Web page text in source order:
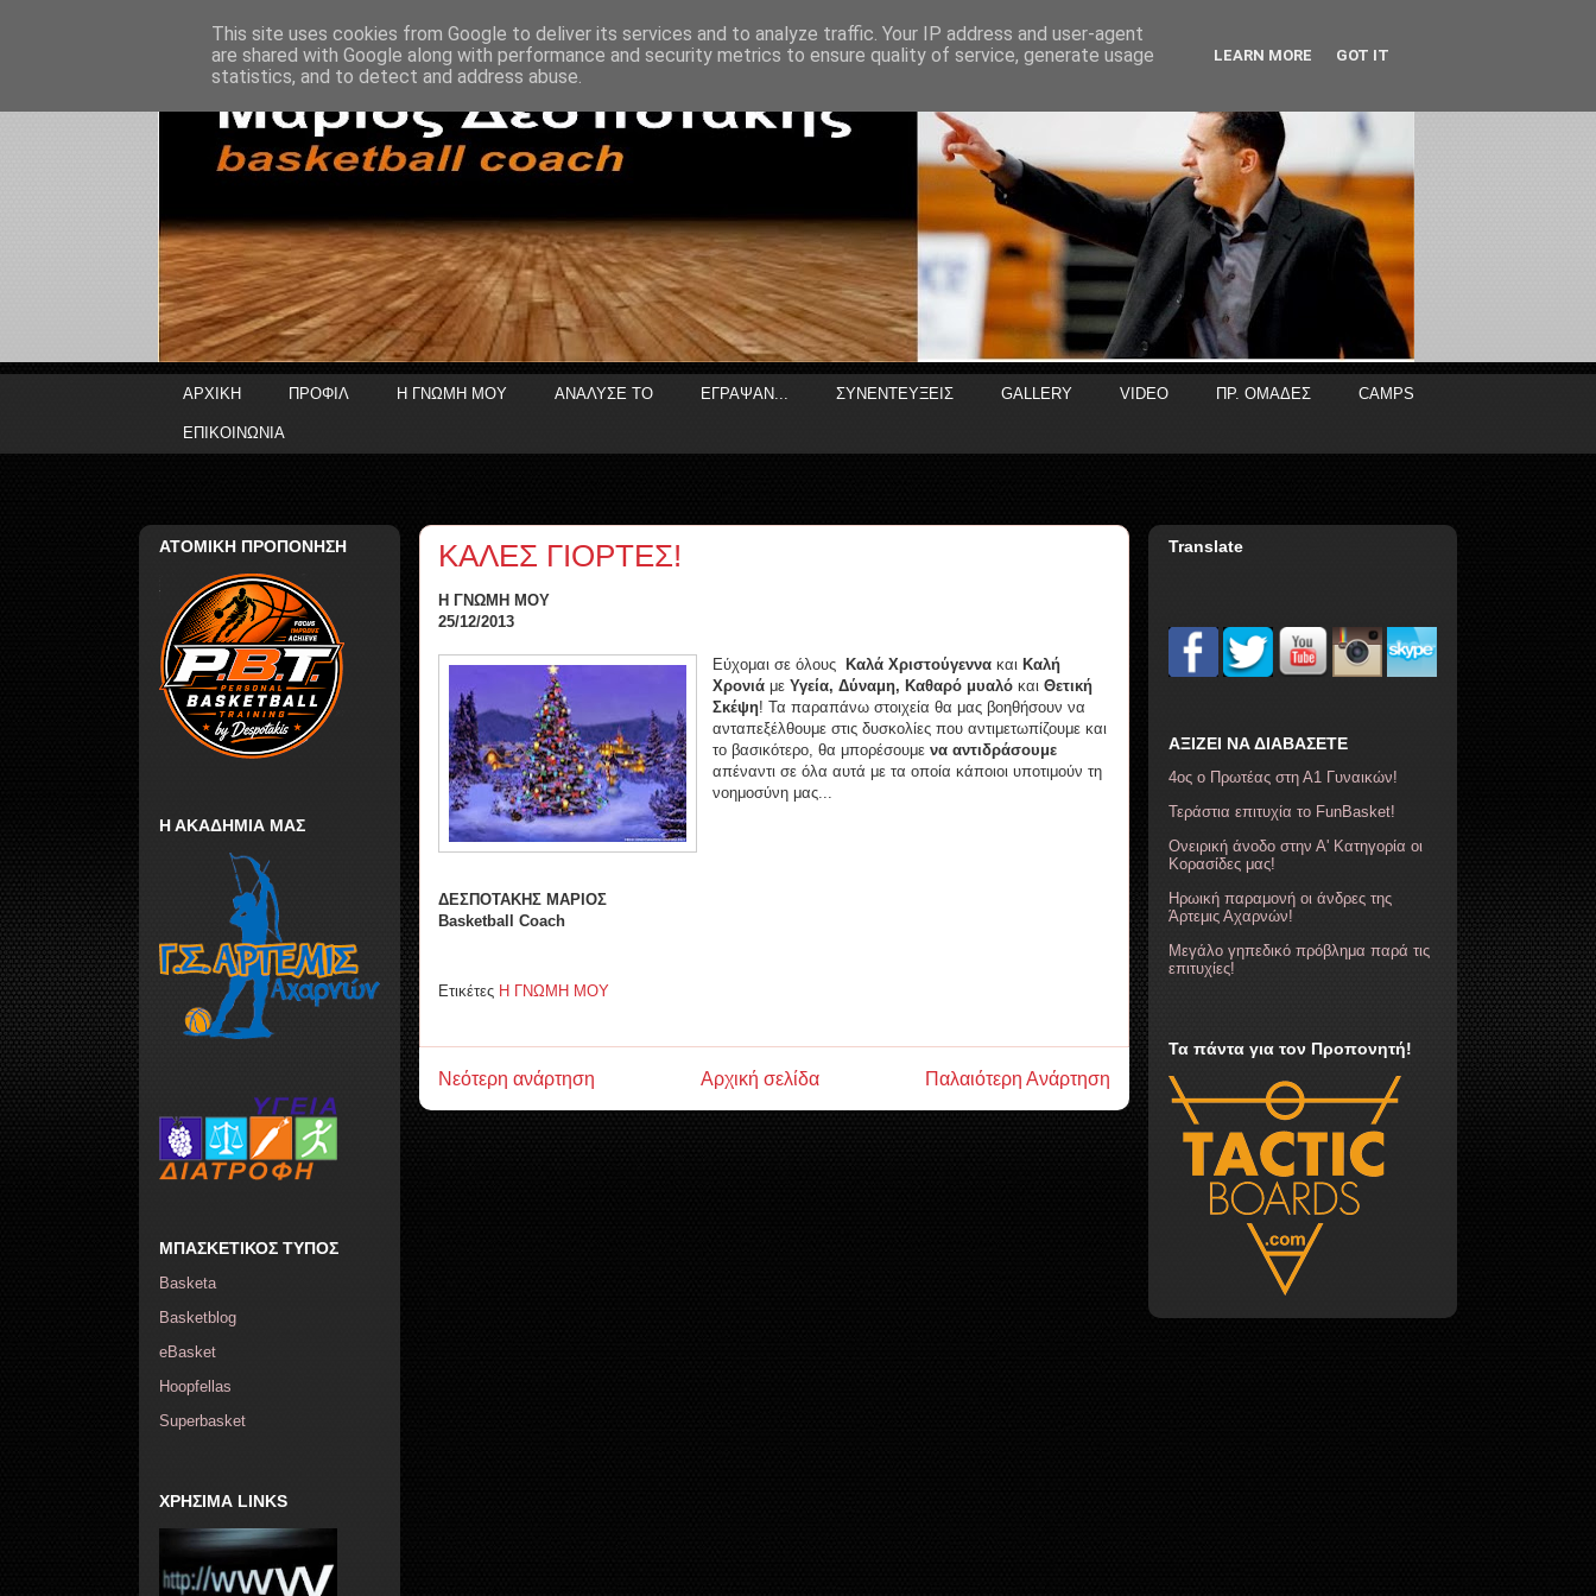
ΑΡΧΙΚΗ ΠΡΟΦΙΛ Η ΓΝΩΜΗ ΜΟΥ ΑΝΑΛΥΣΕ ΤΟ ΕΓΡΑΨΑΝ... ΣΥΝΕΝΤΕΥΞΕΙΣ GALLERY VIDEO ΠΡ. ΟΜΑΔΕΣ CAMPS
ΕΠΙΚΟΙΝΩΝΙΑ
ΚΑΛΕΣ ΓΙΟΡΤΕΣ!
Η ΓΝΩΜΗ ΜΟΥ
25/12/2013
Εύχομαι σε όλους Καλά Χριστούγεννα και Καλή
Χρονιά με Υγεία, Δύναμη, Καθαρό μυαλό και Θετική
Σκέψη! Τα παραπάνω στοιχεία θα μας βοηθήσουν να
ανταπεξέλθουμε στις δυσκολίες που αντιμετωπίζουμε και
το βασικότερο, θα μπορέσουμε να αντιδράσουμε
απέναντι σε όλα αυτά με τα οποία κάποιοι υποτιμούν τη
νοημοσύνη μας...
ΔΕΣΠΟΤΑΚΗΣ ΜΑΡΙΟΣ
Basketball Coach
Ετικέτες Η ΓΝΩΜΗ ΜΟΥ
Νεότερη ανάρτηση Παλαιότερη Ανάρτηση
Αρχική σελίδα
ΑΤΟΜΙΚΗ ΠΡΟΠΟΝΗΣΗ
Η ΑΚΑΔΗΜΙΑ ΜΑΣ
ΜΠΑΣΚΕΤΙΚΟΣ ΤΥΠΟΣ
Basketa
Basketblog
eBasket
Hoopfellas
Superbasket
ΧΡΗΣΙΜΑ LINKS
Translate
ΑΞΙΖΕΙ ΝΑ ΔΙΑΒΑΣΕΤΕ
4ος ο Πρωτέας στη Α1 Γυναικών!
Τεράστια επιτυχία το FunBasket!
Ονειρική άνοδο στην Α' Κατηγορία οι
Κορασίδες μας!
Ηρωική παραμονή οι άνδρες της
Άρτεμις Αχαρνών!
Μεγάλο γηπεδικό πρόβλημα παρά τις
επιτυχίες!
Τα πάντα για τον Προπονητή!
This site uses cookies from Google to deliver its services and to analyze traffic. Your IP address and user-agent
are shared with Google along with performance and security metrics to ensure quality of service, generate usage
statistics, and to detect and address abuse.
LEARN MORE GOT IT